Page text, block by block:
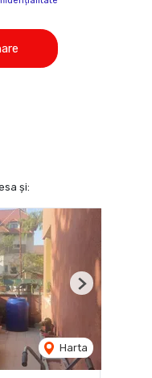
și:
Harta
Next